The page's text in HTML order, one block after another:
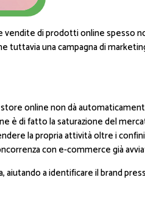
vendite di prodotti online spesso
una campagna di
online non dà
di fatto la saturazione del
la propria attività oltre i
con e-commerce già
aiutando a identificare il brand